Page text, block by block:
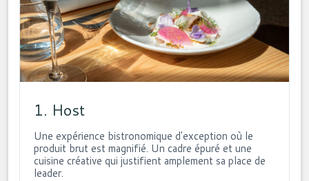
1. Host
Une expérience bistronomique d'exception où le
produit brut est magnifié. Un cadre épuré et une
cuisine créative qui justifient amplement sa place de
leader.